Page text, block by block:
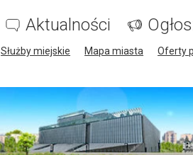
Aktualności
Służby miejskie Mapa miasta
Oferty